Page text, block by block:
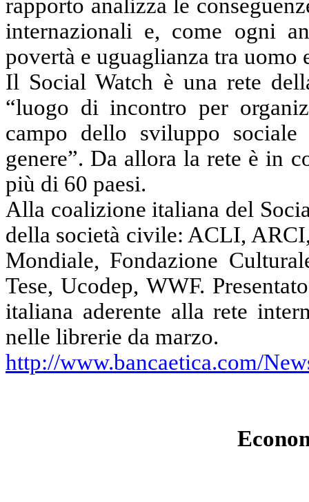
rapporto analizza le
internazionali e, come ogni
povertà e uguaglianza tra uomo
Il SocialWatch è una rete
“luogo diincontro per
campo dello sviluppo
genere”. Da allora la rete è in
più di 60 paesi.
Alla coalizione italiana del
della società civile: ACLI,
Mondiale, Fondazione
Tese,Ucodep, WWF.
italiana aderente alla rete
nelle librerie da marzo.
http://www.bancaetica.com/